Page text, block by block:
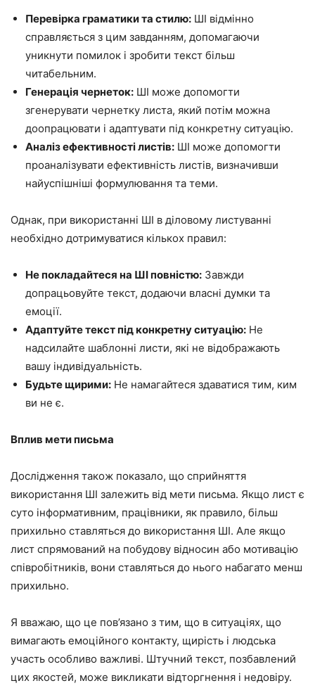
Перевірка граматики та стилю: ШІ відмінно
справляється з цим завданням, допомагаючи
уникнути помилок і зробити текст більш
читабельним.
Генерація чернеток: ШІ може допомогти
згенерувати чернетку листа, який потім можна
доопрацювати і адаптувати під конкретну ситуацію.
Аналіз ефективності листів: ШІ може допомогти
проаналізувати ефективність листів, визначивши
найуспішніші формулювання та теми.
Однак, при використанні ШІ в діловому листуванні
необхідно дотримуватися кількох правил:
Не покладайтеся на ШІ повністю: Завжди
допрацьовуйте текст, додаючи власні думки та
емоції.
Адаптуйте текст під конкретну ситуацію: Не
надсилайте шаблонні листи, які не відображають
вашу індивідуальність.
Будьте щирими: Не намагайтеся здаватися тим, ким
ви не є.
Вплив мети письма
Дослідження також показало, що сприйняття
використання ШІ залежить від мети письма. Якщо лист є
суто інформативним, працівники, як правило, більш
прихильно ставляться до використання ШІ. Але якщо
лист спрямований на побудову відносин або мотивацію
співробітників, вони ставляться до нього набагато менш
прихильно.
Я вважаю, що це пов’язано з тим, що в ситуаціях, що
вимагають емоційного контакту, щирість і людська
участь особливо важливі. Штучний текст, позбавлений
цих якостей, може викликати відторгнення і недовіру.